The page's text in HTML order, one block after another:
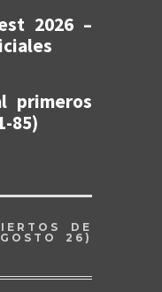
2026 –
primeros
85)
DE
26)